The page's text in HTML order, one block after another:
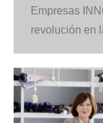
Empresas
revolución en